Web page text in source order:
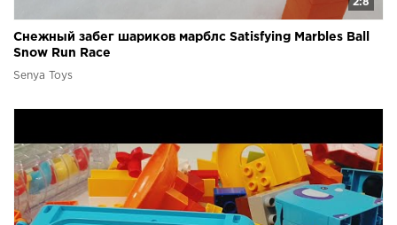
2:8
Снежный забег шариков марблс Satisfying Marbles Ball
Snow Run Race
Senya Toys